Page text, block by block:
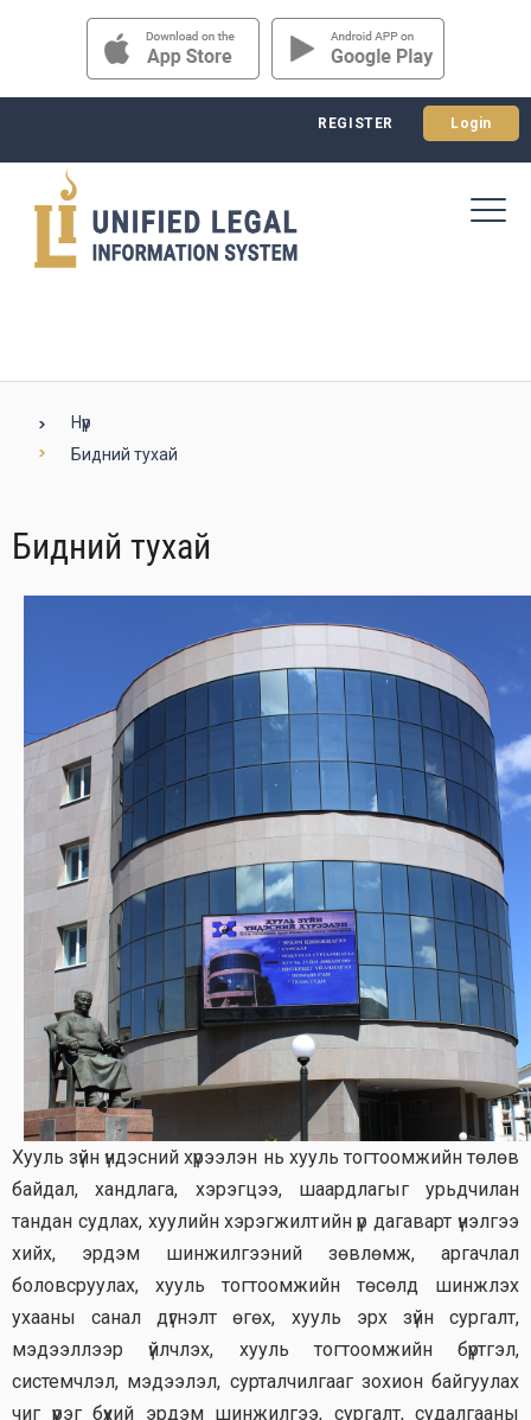
REGISTER Login
Нүүр
Бидний тухай
Бидний тухай
Хууль зүйн үндэсний хүрээлэн нь хууль тогтоомжийн төлөв
байдал, хандлага, хэрэгцээ, шаардлагыг урьдчилан
тандан судлах, хуулийн хэрэгжилтийн үр дагаварт үнэлгээ
хийх, эрдэм шинжилгээний зөвлөмж, аргачлал
боловсруулах, хууль тогтоомжийн төсөлд шинжлэх
ухааны санал дүгнэлт өгөх, хууль эрх зүйн сургалт,
мэдээллээр үйлчлэх, хууль тогтоомжийн бүртгэл,
системчлэл, мэдээлэл, сурталчилгааг зохион байгуулах
чиг үүрэг бүхий эрдэм шинжилгээ, сургалт, судалгааны